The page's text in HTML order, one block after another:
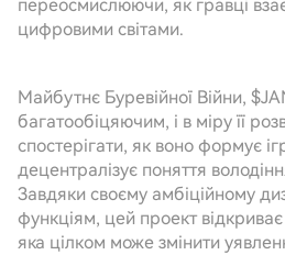
переосмислюючи, як гравці
цифровими світами.
Майбутнє Буревійної Війни,
багатообіцяючим, і в міру її
спостерігати, як воно формує
децентралізує поняття
Завдяки своєму амбіційному
функціям, цей проект
яка цілком може змінити